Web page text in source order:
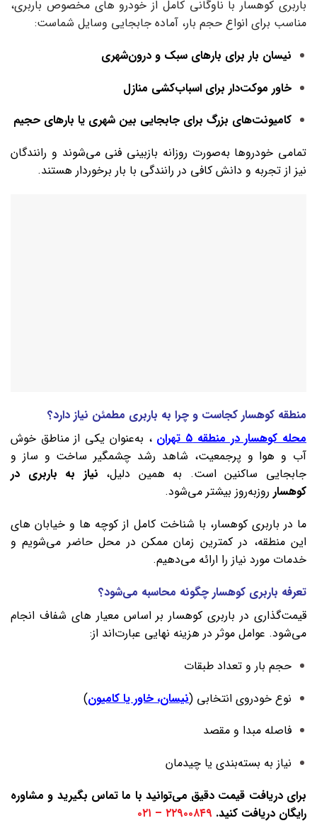
باربری کوهسار با ناوگانی کامل از خودرو های مخصوص باربری،
مناسب برای انواع حجم بار، آماده جابجایی وسایل شماست:
نیسان بار برای بارهای سبک و درون‌شهری
خاور موکت‌دار برای اسباب‌کشی منازل
کامیونت‌های بزرگ برای جابجایی بین شهری یا بارهای حجیم
تمامی خودروها به‌صورت روزانه بازبینی فنی می‌شوند و رانندگان
نیز از تجربه و دانش کافی در رانندگی با بار برخوردار هستند.
منطقه کوهسار کجاست و چرا به باربری مطمئن نیاز دارد؟
محله کوهسار در منطقه ۵ تهران
، به‌عنوان یکی از مناطق خوش‌
آب‌ و هوا و پرجمعیت، شاهد رشد چشمگیر ساخت‌ و ساز و
جابجایی ساکنین است. به همین دلیل، نیاز به باربری در
کوهسار روزبه‌روز بیشتر می‌شود.
ما در باربری کوهسار، با شناخت کامل از کوچه‌ ها و خیابان‌ های
این منطقه، در کمترین زمان ممکن در محل حاضر می‌شویم و
خدمات مورد نیاز را ارائه می‌دهیم.
تعرفه باربری کوهسار چگونه محاسبه می‌شود؟
قیمت‌گذاری در باربری کوهسار بر اساس معیار های شفاف انجام
می‌شود. عوامل موثر در هزینه نهایی عبارت‌اند از:
حجم بار و تعداد طبقات
نوع خودروی انتخابی (نیسان، خاور یا کامیون)
فاصله مبدا و مقصد
نیاز به بسته‌بندی یا چیدمان
برای دریافت قیمت دقیق می‌توانید با ما تماس بگیرید و مشاوره
رایگان دریافت کنید. ۲۲۹۰۰۸۴۹ – ۰۲۱